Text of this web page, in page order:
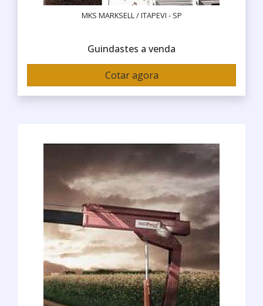
MKS MARKSELL / ITAPEVI - SP
Guindastes a venda
Cotar agora